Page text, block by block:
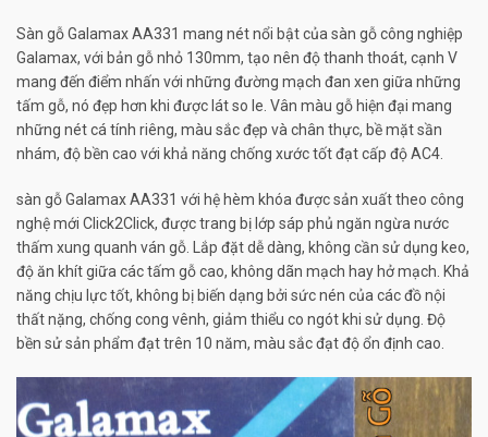
Sàn gỗ Galamax AA331 mang nét nổi bật của sàn gỗ công nghiệp
Galamax, với bản gỗ nhỏ 130mm, tạo nên độ thanh thoát, cạnh V
mang đến điểm nhấn với những đường mạch đan xen giữa những
tấm gỗ, nó đẹp hơn khi được lát so le. Vân màu gỗ hiện đại mang
những nét cá tính riêng, màu sắc đẹp và chân thực, bề mặt sần
nhám, độ bền cao với khả năng chống xước tốt đạt cấp độ AC4.
sàn gỗ Galamax AA331 với hệ hèm khóa được sản xuất theo công
nghệ mới Click2Click, được trang bị lớp sáp phủ ngăn ngừa nước
thấm xung quanh ván gỗ. Lắp đặt dễ dàng, không cần sử dụng keo,
độ ăn khít giữa các tấm gỗ cao, không dãn mạch hay hở mạch. Khả
năng chịu lực tốt, không bị biến dạng bởi sức nén của các đồ nội
thất nặng, chống cong vênh, giảm thiểu co ngót khi sử dụng. Độ
bền sử sản phẩm đạt trên 10 năm, màu sắc đạt độ ổn định cao.